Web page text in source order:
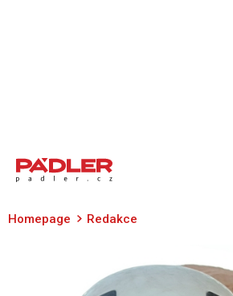
Homepage Redakce